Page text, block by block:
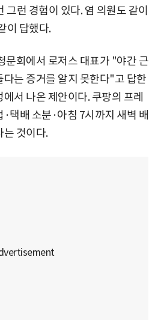
그런 경험이 있다. 염 의원도 같이
이 답했다.
문회에서 로저스 대표가 "야간 근
는 증거를 알지 못한다"고 답한
서 나온 제안이다. 쿠팡의 프레
택배 소분·아침 7시까지 새벽 배
는 것이다.